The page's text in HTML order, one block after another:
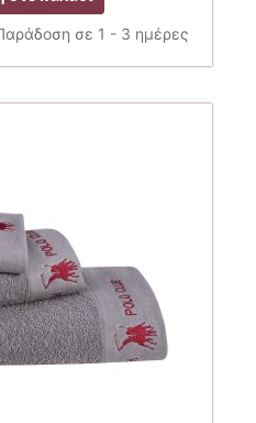
27.50€.είναι:
σε 1 - 3 ημέρες